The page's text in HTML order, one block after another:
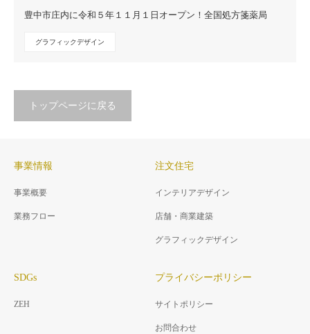
豊中市庄内に令和５年１１月１日オープン！全国処方箋薬局
グラフィックデザイン
トップページに戻る
事業情報
事業概要
業務フロー
注文住宅
インテリアデザイン
店舗・商業建築
グラフィックデザイン
SDGs
ZEH
プライバシーポリシー
サイトポリシー
お問合わせ